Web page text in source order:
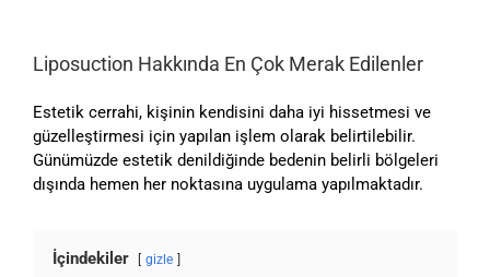
Liposuction Hakkında En Çok Merak Edilenler
Estetik cerrahi, kişinin kendisini daha iyi hissetmesi ve
güzelleştirmesi için yapılan işlem olarak belirtilebilir.
Günümüzde estetik denildiğinde bedenin belirli bölgeleri
dışında hemen her noktasına uygulama yapılmaktadır.
İçindekiler gizle